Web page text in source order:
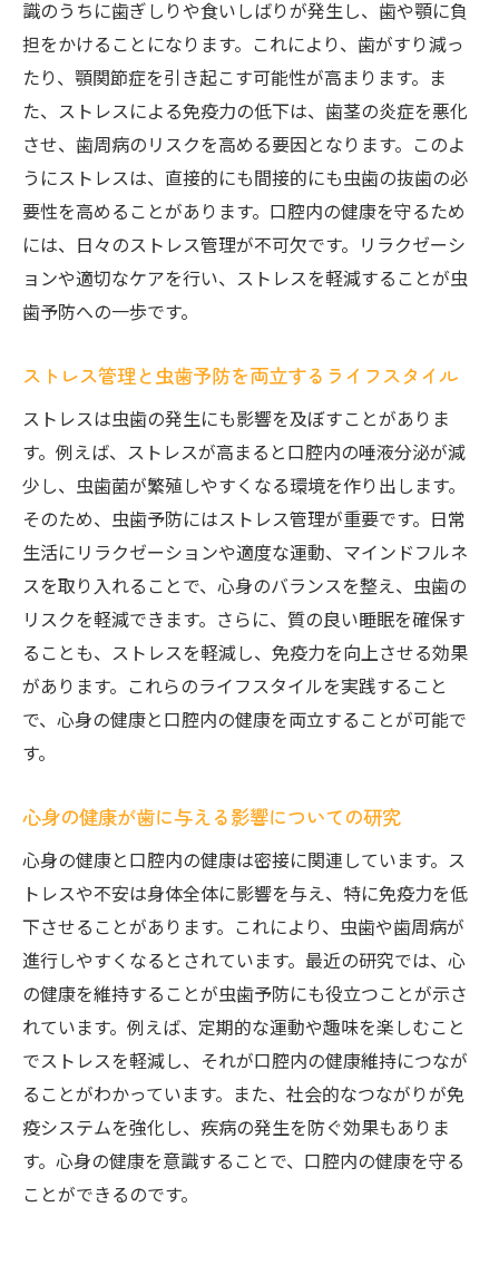
識のうちに歯ぎしりや食いしばりが発生し、歯や顎に負
担をかけることになります。これにより、歯がすり減っ
たり、顎関節症を引き起こす可能性が高まります。ま
た、ストレスによる免疫力の低下は、歯茎の炎症を悪化
させ、歯周病のリスクを高める要因となります。このよ
うにストレスは、直接的にも間接的にも虫歯の抜歯の必
要性を高めることがあります。口腔内の健康を守るため
には、日々のストレス管理が不可欠です。リラクゼーシ
ョンや適切なケアを行い、ストレスを軽減することが虫
歯予防への一歩です。
ストレス管理と虫歯予防を両立するライフスタイル
ストレスは虫歯の発生にも影響を及ぼすことがありま
す。例えば、ストレスが高まると口腔内の唾液分泌が減
少し、虫歯菌が繁殖しやすくなる環境を作り出します。
そのため、虫歯予防にはストレス管理が重要です。日常
生活にリラクゼーションや適度な運動、マインドフルネ
スを取り入れることで、心身のバランスを整え、虫歯の
リスクを軽減できます。さらに、質の良い睡眠を確保す
ることも、ストレスを軽減し、免疫力を向上させる効果
があります。これらのライフスタイルを実践すること
で、心身の健康と口腔内の健康を両立することが可能で
す。
心身の健康が歯に与える影響についての研究
心身の健康と口腔内の健康は密接に関連しています。ス
トレスや不安は身体全体に影響を与え、特に免疫力を低
下させることがあります。これにより、虫歯や歯周病が
進行しやすくなるとされています。最近の研究では、心
の健康を維持することが虫歯予防にも役立つことが示さ
れています。例えば、定期的な運動や趣味を楽しむこと
でストレスを軽減し、それが口腔内の健康維持につなが
ることがわかっています。また、社会的なつながりが免
疫システムを強化し、疾病の発生を防ぐ効果もありま
す。心身の健康を意識することで、口腔内の健康を守る
ことができるのです。